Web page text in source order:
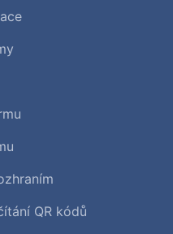
QR kódů